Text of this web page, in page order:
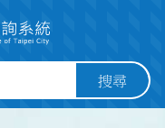
搜尋